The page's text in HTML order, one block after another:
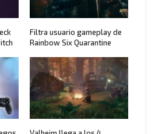
Filtra usuario gameplay de
Rainbow Six Quarantine